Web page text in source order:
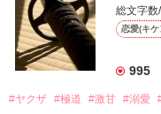
詳しく検索
総文字
恋愛(キ
995
#ヤクザ #極道 #激甘 #溺愛